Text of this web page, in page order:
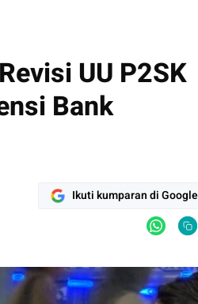
UU P2SK
Bank
Ikuti kumparan di Google